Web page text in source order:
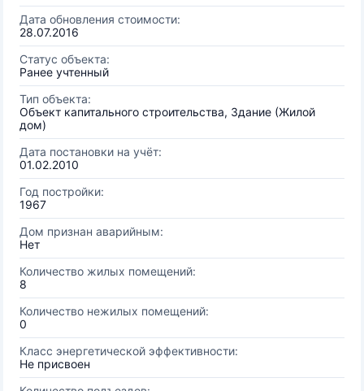
Дата обновления стоимости:
28.07.2016
Статус объекта:
Ранее учтенный
Тип объекта:
Объект капитального строительства, Здание (Жилой
дом)
Дата постановки на учёт:
01.02.2010
Год постройки:
1967
Дом признан аварийным:
Нет
Количество жилых помещений:
8
Количество нежилых помещений:
0
Класс энергетической эффективности:
Не присвоен